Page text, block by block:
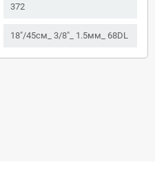
372
18"/45см_ 3/8"_ 1.5мм_ 68DL